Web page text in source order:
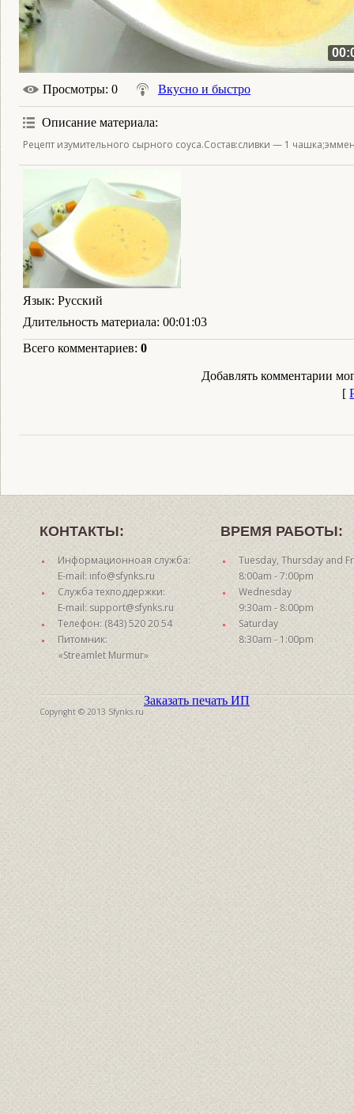
Просмотры: 0 Вкусно и быстро
Описание материала:
Рецепт изумительного сырного соуса.Состав:сливки — 1
Язык: Русский
Длительность материала: 00:01:03
Всего комментариев: 0
Добавлять комментарии
[
КОНТАКТЫ:
Информационноая служба:
E-mail: info@sfynks.ru
Служба техподдержки:
E-mail: support@sfynks.ru
Телефон: (843) 520 20 54
Питомник:
«Streamlet Murmur»
ВРЕМЯ РАБОТЫ:
Tuesday, Thursday and
8:00am - 7:00pm
Wednesday
9:30am - 8:00pm
Saturday
8:30am - 1:00pm
Copyright © 2013 Sfynks.ru
Заказать печать ИП